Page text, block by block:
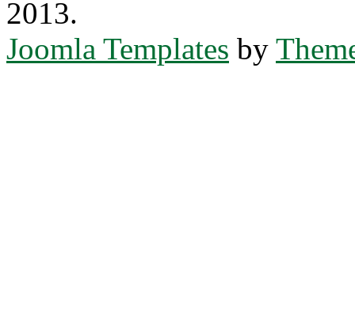
2013.
Joomla Templates by